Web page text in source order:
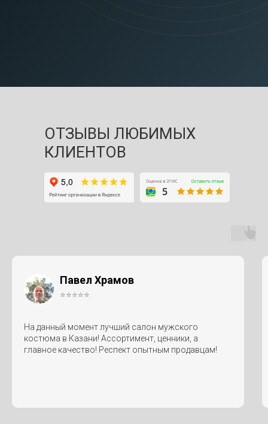
ОТЗЫВЫ ЛЮБИМЫХ
КЛИЕНТОВ
Павел Храмов
⭐⭐⭐⭐⭐
На данный момент лучший салон мужского
костюма в Казани! Ассортимент, ценники, а
главное качество! Респект опытным продавцам!